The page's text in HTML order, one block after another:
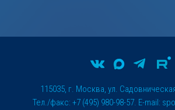
115035, г. Москва, ул.
Тел./факс: +7 (495) 980-98-57. E-mail: